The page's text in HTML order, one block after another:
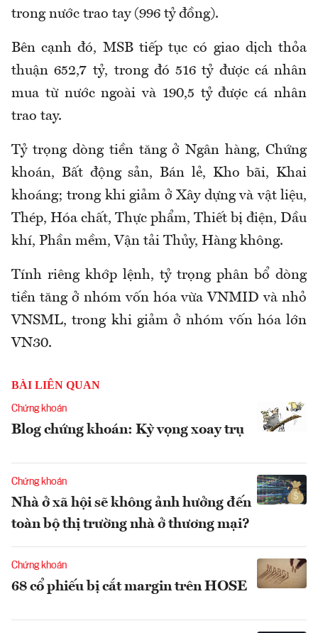
trong nước trao tay (996 tỷ đồng).
Bên cạnh đó, MSB tiếp tục có giao dịch thỏa
thuận 652,7 tỷ, trong đó 516 tỷ được cá nhân
mua từ nước ngoài và 190,5 tỷ được cá nhân
trao tay.
Tỷ trọng dòng tiền tăng ở Ngân hàng, Chứng
khoán, Bất động sản, Bán lẻ, Kho bãi, Khai
khoáng; trong khi giảm ở Xây dựng và vật liệu,
Thép, Hóa chất, Thực phẩm, Thiết bị điện, Dầu
khí, Phần mềm, Vận tải Thủy, Hàng không.
Tính riêng khớp lệnh, tỷ trọng phân bổ dòng
tiền tăng ở nhóm vốn hóa vừa VNMID và nhỏ
VNSML, trong khi giảm ở nhóm vốn hóa lớn
VN30.
BÀI LIÊN QUAN
Chứng khoán
Blog chứng khoán: Kỳ vọng xoay trụ
Chứng khoán
Nhà ở xã hội sẽ không ảnh hưởng đến
toàn bộ thị trường nhà ở thương mại?
Chứng khoán
68 cổ phiếu bị cắt margin trên HOSE